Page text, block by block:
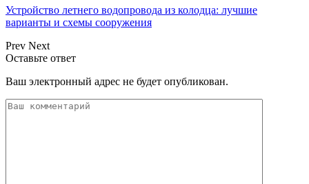
Устройство летнего водопровода из колодца: лучшие
варианты и схемы сооружения
Prev Next
Оставьте ответ
Ваш электронный адрес не будет опубликован.